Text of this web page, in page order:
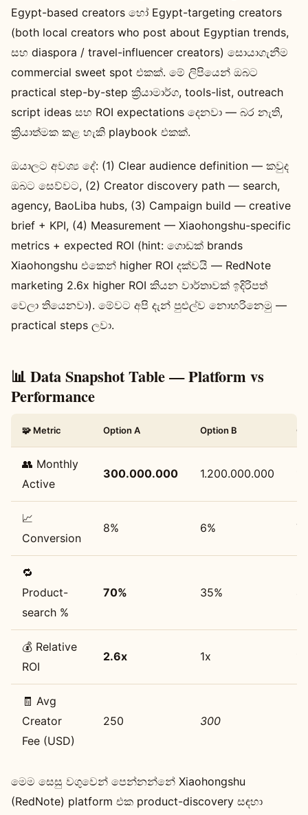
Egypt-based creators හෝ Egypt-targeting creators
(both local creators who post about Egyptian trends,
සහ diaspora / travel-influencer creators) සොයාගැනීම
commercial sweet spot එකක්. මේ ලිපියෙන් ඔබට
practical step-by-step ක්‍රියාමාර්ග, tools-list, outreach
script ideas සහ ROI expectations දෙනවා — බර නැති,
ක්‍රියාත්මක කළ හැකි playbook එකක්.
ඔයාලට අවශ්‍ය දේ: (1) Clear audience definition — කවුද
ඔබට සෙව්වට, (2) Creator discovery path — search,
agency, BaoLiba hubs, (3) Campaign build — creative
brief + KPI, (4) Measurement — Xiaohongshu-specific
metrics + expected ROI (hint: ගොඩක් brands
Xiaohongshu එකෙන් higher ROI දක්වයි — RedNote
marketing 2.6x higher ROI කියන වාර්තාවක් ඉදිරිපත්
වෙලා තියෙනවා). මේවට අපි දැන් පුළුල්ව නොහරිනෙමු —
practical steps ලවා.
📊 Data Snapshot Table — Platform vs
Performance
🧩 Metric Option A Option B
👥 Monthly
Active
300.000.000 1.200.000.000
📈
Conversion
8% 6%
🔁
Product-
search %
70% 35%
💰 Relative
ROI
2.6x 1x
🧾 Avg
Creator
Fee (USD)
250 300
මෙම සෙසු වගුවෙන් පෙන්නන්නේ Xiaohongshu
(RedNote) platform එක product-discovery සඳහා